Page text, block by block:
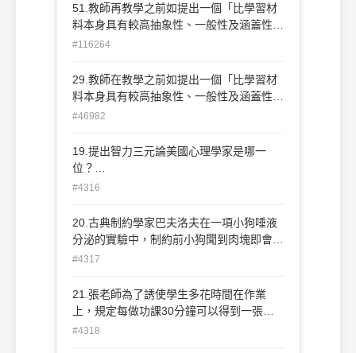
51.教師再教學之前如提出一個「比學習材
料本身具有較高抽象性、一般性及涵蓋性的
引介材料」，此稱之為 ？ (A)前導架構 (B)
#116264
29.教師在教學之前如提出一個「比學習材
料本身具有較高抽象性、一般性及涵蓋性的
引介材料」，此稱之為？(A)前導架構 (B)預
#46982
19.提出智力三元論美國心理學家是哪一
位？
(A)Sternberg(B)Spearman(C)Mayer(D)Th
#4316
20.古典制約學家巴夫洛夫在一項小狗唾液
分泌的實驗中，制約前小狗聞到肉塊即會本
能地分泌唾液，但對於鈴聲則無反應；在經
反應。制約前的小狗分泌唾液是一種。(A)
非制約反應 (B)制約反應 (C)中性刺激或一
#4317
21.張老師為了誘使學生多花時間在作業
上，規定每做功課30分鐘可以得到一張貼
紙，收集滿3張即可得到鉛筆一支做為獎
#4318